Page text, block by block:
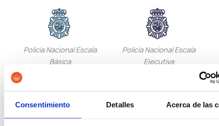
Consentimiento Detalles Acerca de las
Policía Nacional Escala
Básica
Policía Nacional Escala
Ejecutiva
Guardia Civil Tropa y Marinería